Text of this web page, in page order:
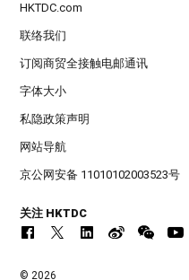
HKTDC.com
联络我们
订阅商贸全接触电邮通讯
字体大小
私隐政策声明
网站导航
京公网安备 11010102003523号
关注 HKTDC
© 2026